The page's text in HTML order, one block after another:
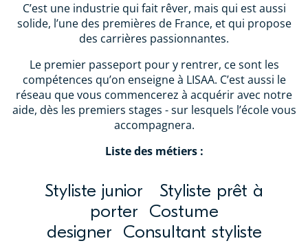
C’est une industrie qui fait rêver, mais qui est aussi
solide, l’une des premières de France, et qui propose
des carrières passionnantes.
Le premier passeport pour y rentrer, ce sont les
compétences qu’on enseigne à LISAA. C’est aussi le
réseau que vous commencerez à acquérir avec notre
aide, dès les premiers stages - sur lesquels l’école vous
accompagnera.
Liste des métiers :
Styliste junior Styliste prêt à
porter Costume
designer Consultant styliste